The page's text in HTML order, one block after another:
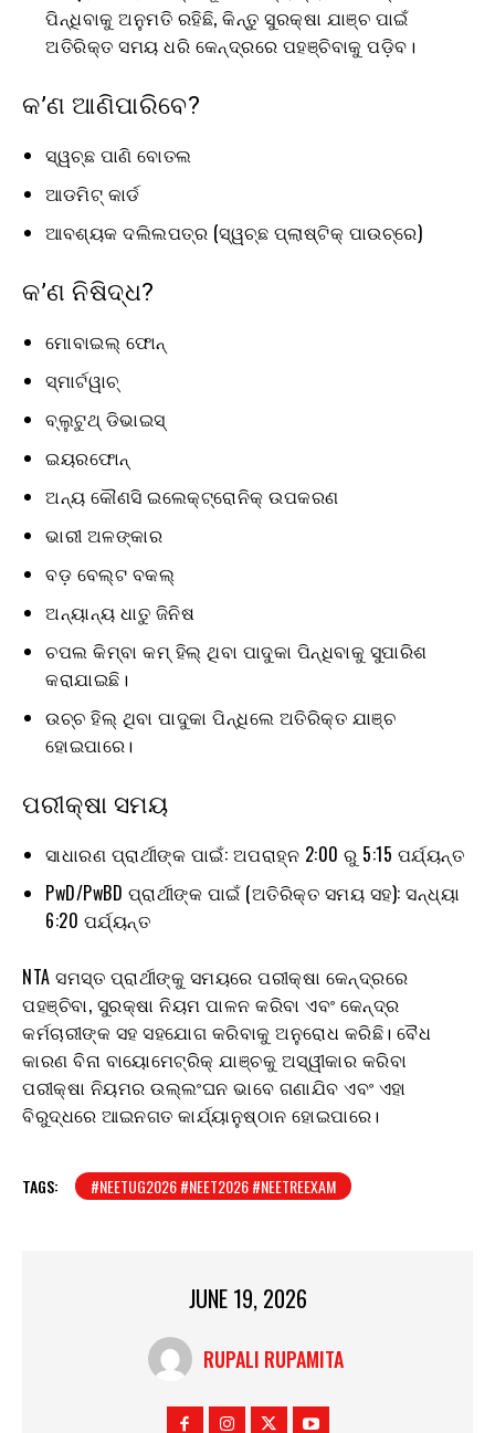
ପିନ୍ଧିବାକୁ ଅନୁମତି ରହିଛି, କିନ୍ତୁ ସୁରକ୍ଷା ଯାଞ୍ଚ ପାଇଁ
ଅତିରିକ୍ତ ସମୟ ଧରି କେନ୍ଦ୍ରରେ ପହଞ୍ଚିବାକୁ ପଡ଼ିବ।
କ’ଣ ଆଣିପାରିବେ?
ସ୍ୱଚ୍ଛ ପାଣି ବୋତଲ
ଆଡମିଟ୍ କାର୍ଡ
ଆବଶ୍ୟକ ଦଲିଲପତ୍ର (ସ୍ୱଚ୍ଛ ପ୍ଲାଷ୍ଟିକ୍ ପାଉଚ୍‌ରେ)
କ’ଣ ନିଷିଦ୍ଧ?
ମୋବାଇଲ୍ ଫୋନ୍
ସ୍ମାର୍ଟୱାଚ୍
ବ୍ଲୁଟୁଥ୍ ଡିଭାଇସ୍
ଇୟରଫୋନ୍
ଅନ୍ୟ କୌଣସି ଇଲେକ୍ଟ୍ରୋନିକ୍ ଉପକରଣ
ଭାରୀ ଅଳଙ୍କାର
ବଡ଼ ବେଲ୍ଟ ବକଲ୍
ଅନ୍ୟାନ୍ୟ ଧାତୁ ଜିନିଷ
ଚପଲ କିମ୍ବା କମ୍ ହିଲ୍ ଥିବା ପାଦୁକା ପିନ୍ଧିବାକୁ ସୁପାରିଶ
କରାଯାଇଛି।
ଉଚ୍ଚ ହିଲ୍ ଥିବା ପାଦୁକା ପିନ୍ଧିଲେ ଅତିରିକ୍ତ ଯାଞ୍ଚ
ହୋଇପାରେ।
ପରୀକ୍ଷା ସମୟ
ସାଧାରଣ ପ୍ରାର୍ଥୀଙ୍କ ପାଇଁ: ଅପରାହ୍ନ 2:00 ରୁ 5:15 ପର୍ଯ୍ୟନ୍ତ
PwD/PwBD ପ୍ରାର୍ଥୀଙ୍କ ପାଇଁ (ଅତିରିକ୍ତ ସମୟ ସହ): ସନ୍ଧ୍ୟା
6:20 ପର୍ଯ୍ୟନ୍ତ
NTA ସମସ୍ତ ପ୍ରାର୍ଥୀଙ୍କୁ ସମୟରେ ପରୀକ୍ଷା କେନ୍ଦ୍ରରେ
ପହଞ୍ଚିବା, ସୁରକ୍ଷା ନିୟମ ପାଳନ କରିବା ଏବଂ କେନ୍ଦ୍ର
କର୍ମଚାରୀଙ୍କ ସହ ସହଯୋଗ କରିବାକୁ ଅନୁରୋଧ କରିଛି। ବୈଧ
କାରଣ ବିନା ବାୟୋମେଟ୍ରିକ୍ ଯାଞ୍ଚକୁ ଅସ୍ୱୀକାର କରିବା
ପରୀକ୍ଷା ନିୟମର ଉଲ୍ଲଂଘନ ଭାବେ ଗଣାଯିବ ଏବଂ ଏହା
ବିରୁଦ୍ଧରେ ଆଇନଗତ କାର୍ଯ୍ୟାନୁଷ୍ଠାନ ହୋଇପାରେ।
TAGS: #NEETUG2026 #NEET2026 #NEETREEXAM
JUNE 19, 2026
RUPALI RUPAMITA